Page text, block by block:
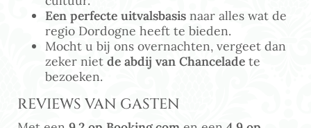
Een perfecte uitvalsbasis naar alles wat de
regio Dordogne heeft te bieden.
Mocht u bij ons overnachten, vergeet dan
zeker niet de abdij van Chancelade te
bezoeken.
REVIEWS VAN GASTEN